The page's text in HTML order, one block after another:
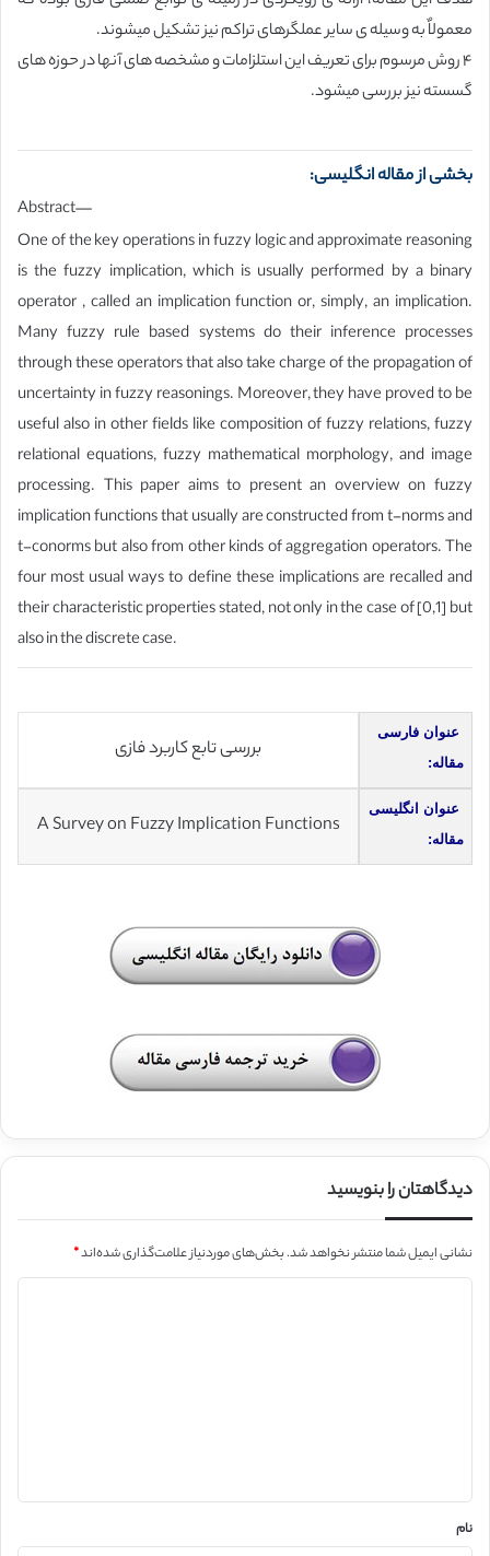
معمولاٌ به وسیله ی سایر عملگرهای تراکم نیز تشکیل میشوند.
۴ روش مرسوم برای تعریف این استلزامات و مشخصه های آنها در حوزه های
گسسته نیز بررسی میشود.
بخشی از مقاله انگلیسی:
Abstract—
One of the key operations in fuzzy logic and approximate reasoning
is the fuzzy implication, which is usually performed by a binary
operator , called an implication function or, simply, an implication.
Many fuzzy rule based systems do their inference processes
through these operators that also take charge of the propagation of
uncertainty in fuzzy reasonings. Moreover, they have proved to be
useful also in other fields like composition of fuzzy relations, fuzzy
relational equations, fuzzy mathematical morphology, and image
processing. This paper aims to present an overview on fuzzy
implication functions that usually are constructed from t-norms and
t-conorms but also from other kinds of aggregation operators. The
four most usual ways to define these implications are recalled and
their characteristic properties stated, not only in the case of [0,1] but
also in the discrete case.
عنوان فارسی
مقاله:
بررسی تابع کاربرد فازی
عنوان انگلیسی
مقاله:
A Survey on Fuzzy Implication Functions
دیدگاهتان را بنویسید
نشانی ایمیل شما منتشر نخواهد شد.بخش‌های موردنیاز علامت‌گذاری شده‌اند*
نام